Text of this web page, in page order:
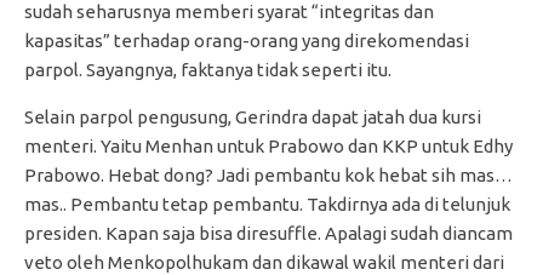
sudah seharusnya memberi syarat “integritas dan
kapasitas” terhadap orang-orang yang direkomendasi
parpol. Sayangnya, faktanya tidak seperti itu.
Selain parpol pengusung, Gerindra dapat jatah dua kursi
menteri. Yaitu Menhan untuk Prabowo dan KKP untuk Edhy
Prabowo. Hebat dong? Jadi pembantu kok hebat sih mas…
mas.. Pembantu tetap pembantu. Takdirnya ada di telunjuk
presiden. Kapan saja bisa diresuffle. Apalagi sudah diancam
veto oleh Menkopolhukam dan dikawal wakil menteri dari